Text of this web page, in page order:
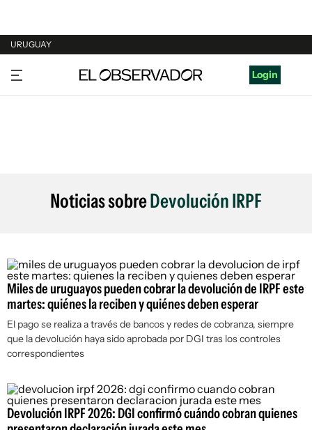
URUGUAY
URUGUAY
ARGENTINA
Login
Noticias sobreDevolución IRPF
Miles de uruguayos pueden cobrar la devolución de IRPF este
martes: quiénes la reciben y quiénes deben esperar
El pago se realiza a través de bancos y redes de cobranza, siempre
que la devolución haya sido aprobada por DGI tras los controles
correspondientes
Devolución IRPF 2026: DGI confirmó cuándo cobran quienes